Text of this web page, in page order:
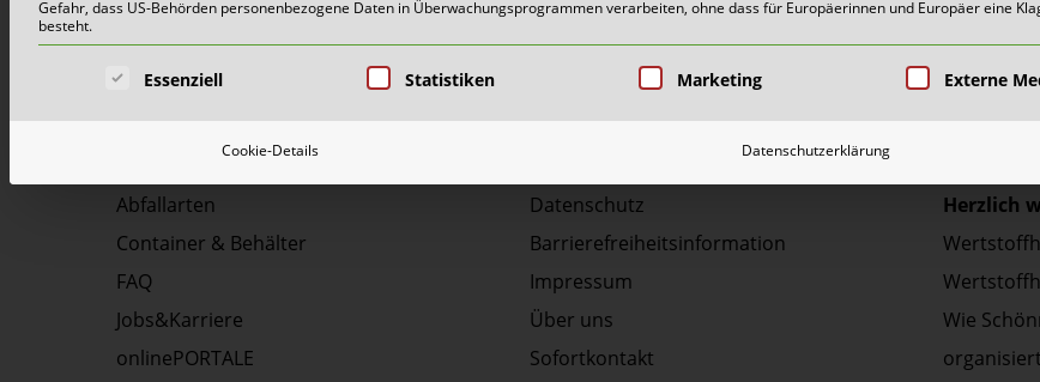
Abfallarten
Container & Behälter
FAQ
Jobs&Karriere
onlinePORTALE
Datenschutz
Barrierefreiheitsinformation
Impressum
Über uns
Sofortkontakt
Herzlich
Wie
organisiert
Gefahr, dass US-Behörden personenbezogene Daten in Überwachungsprogrammen verarbeiten, ohne dass für Europäerinnen und Europäer eine
besteht.
Es folgt eine Liste der Service-Gruppen, für die eine Einwilligung
Essenziell Statistiken Marketing Externe
Cookie-Details Datenschutzerklärung